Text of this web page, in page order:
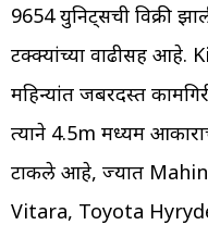
9654 युनिट्सची विक्री
टक्क्यांच्या वाढीसह आहे.
महिन्यांत जबरदस्त
त्याने 4.5m मध्यम
टाकले आहे, ज्यात
Vitara, Toyota